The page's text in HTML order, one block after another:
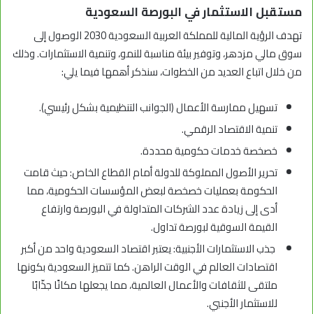
مستقبل الاستثمار في البورصة السعودية
تهدف الرؤية المالية للمملكة العربية السعودية 2030 الوصول إلى
سوق مالي مزدهر، وتوفير بيئة مناسبة للنمو، وتنمية الاستثمارات. وذلك
من خلال اتباع العديد من الخطوات، سنذكر أهمها فيما يلي:
تسهيل ممارسة الأعمال (الجوانب التنظيمية بشكل رئيسي).
تنمية الاقتصاد الرقمي.
خصخصة خدمات حكومية محددة.
تحرير الأصول المملوكة للدولة أمام القطاع الخاص: حيث قامت
الحكومة بعمليات خصخصة لبعض المؤسسات الحكومية، مما
أدى إلى زيادة عدد الشركات المتداولة في البورصة وارتفاع
القيمة السوقية لبورصة تداول.
جذب الاستثمارات الأجنبية: يعتبر اقتصاد السعودية واحد من أكبر
اقتصادات العالم في الوقت الراهن. كما تتميز السعودية بكونها
ملتقى للثقافات والأعمال العالمية، مما يجعلها مكانًا جذّابًا
للاستثمار الأجنبي.